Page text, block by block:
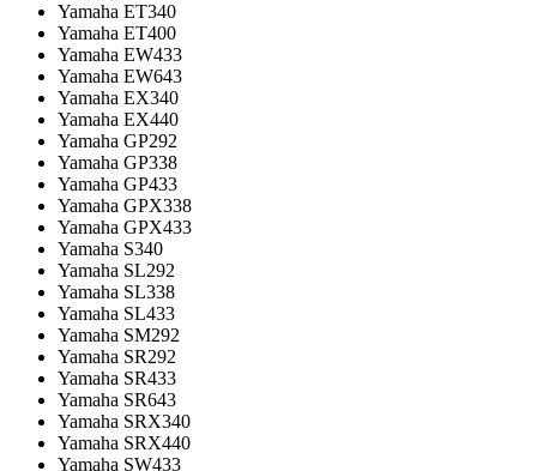
Yamaha ET340
Yamaha ET400
Yamaha EW433
Yamaha EW643
Yamaha EX340
Yamaha EX440
Yamaha GP292
Yamaha GP338
Yamaha GP433
Yamaha GPX338
Yamaha GPX433
Yamaha S340
Yamaha SL292
Yamaha SL338
Yamaha SL433
Yamaha SM292
Yamaha SR292
Yamaha SR433
Yamaha SR643
Yamaha SRX340
Yamaha SRX440
Yamaha SW433